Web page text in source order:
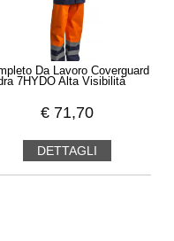
Da Lavoro Coverguard
7HYDO Alta Visibilità
€ 71,70
DETTAGLI